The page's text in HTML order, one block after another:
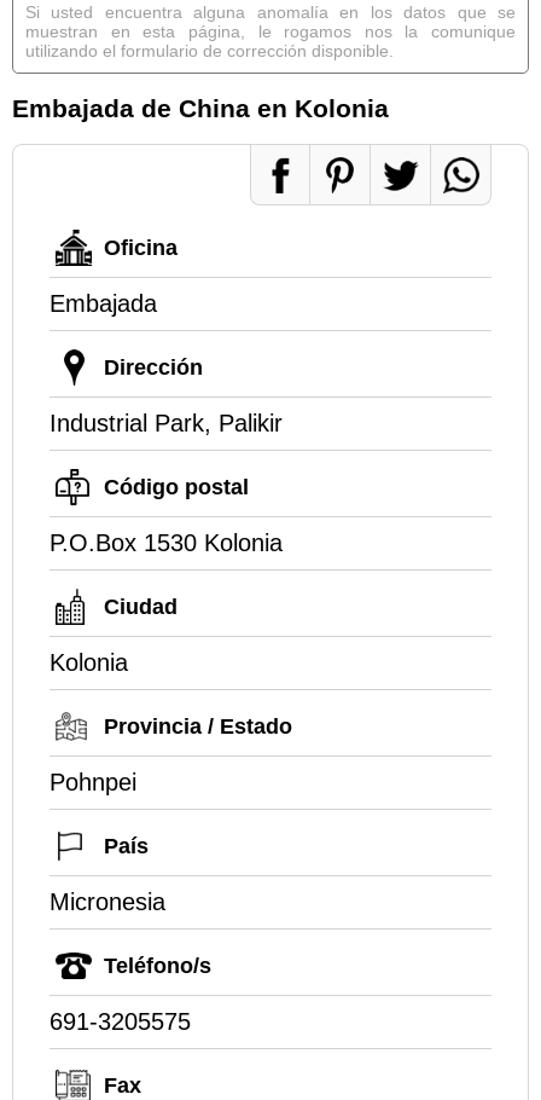
Si usted encuentra alguna anomalía en los datos que se
muestran en esta página, le rogamos nos la comunique
utilizando el formulario de corrección disponible.
Embajada de China en Kolonia
Oficina
Embajada
Dirección
Industrial Park, Palikir
Código postal
P.O.Box 1530 Kolonia
Ciudad
Kolonia
Provincia / Estado
Pohnpei
País
Micronesia
Teléfono/s
691-3205575
Fax